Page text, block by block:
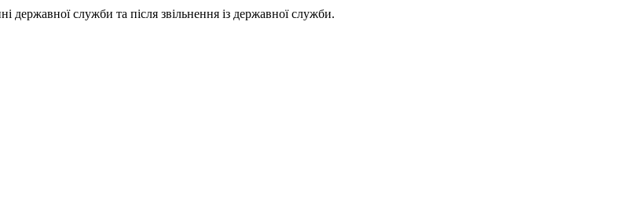
служби та після звільнення із державної служби.